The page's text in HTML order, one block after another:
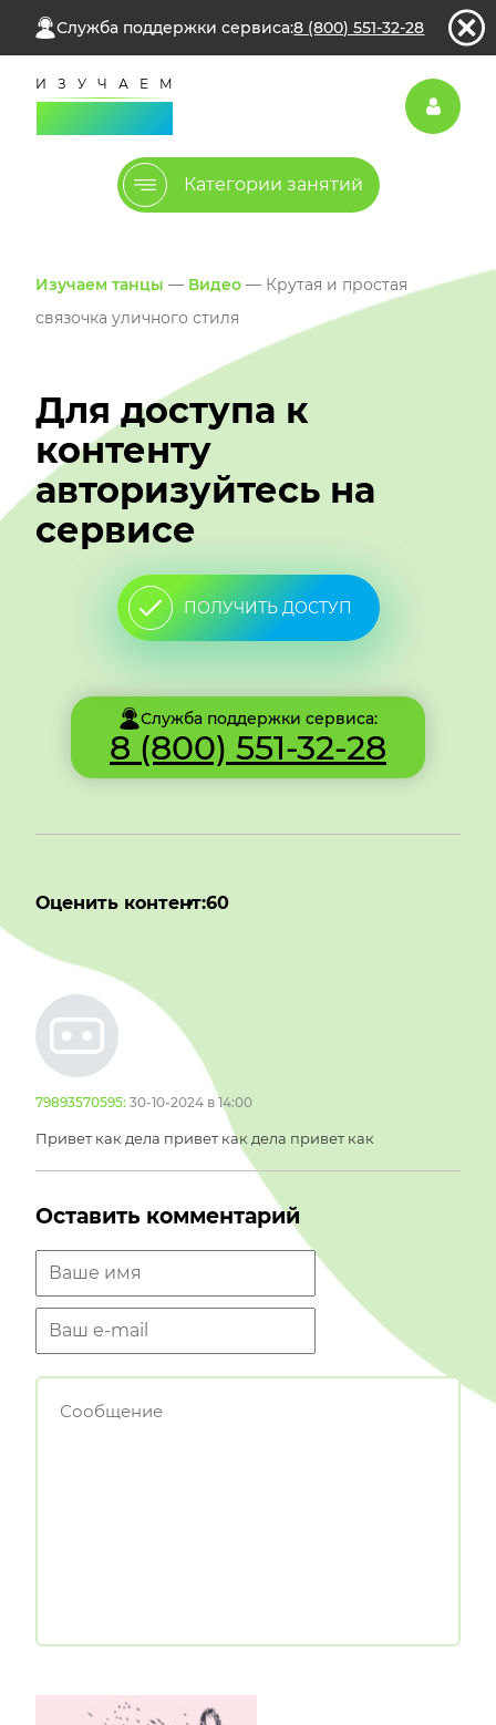
Служба поддержки сервиса:8 (800) 551-32-28
Категории занятий
Изучаем танцы — Видео — Крутая и простая
связочка уличного стиля
Для доступа к
контенту
авторизуйтесь на
сервисе
ПОЛУЧИТЬ ДОСТУП
Служба поддержки сервиса:
8 (800) 551-32-28
Оценить контент:60
79893570595: 30-10-2024 в 14:00
Привет как дела привет как дела привет как
Оставить комментарий